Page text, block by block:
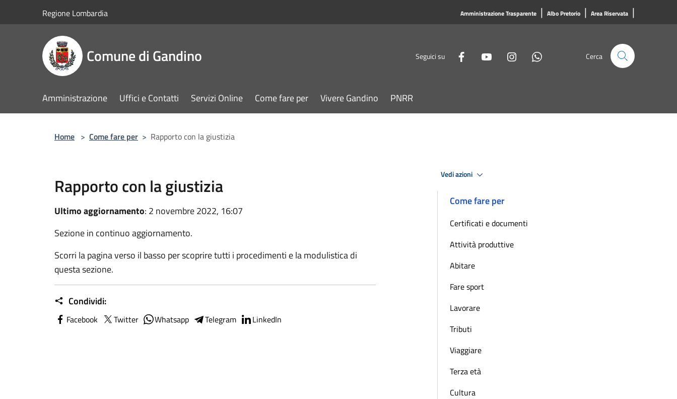
Regione Lombardia Amministrazione Trasparente | Albo Pretorio | Area Riservata |
Comune di Gandino Seguici su Cerca
Amministrazione Uffici e Contatti Servizi Online Come fare per Vivere Gandino PNRR
Home > Come fare per > Rapporto con la giustizia
Rapporto con la giustizia
Ultimo aggiornamento: 2 novembre 2022, 16:07
Sezione in continuo aggiornamento.
Scorri la pagina verso il basso per scoprire tutti i procedimenti e la modulistica di
questa sezione.
Condividi:
Facebook Twitter Whatsapp Telegram LinkedIn
Vedi azioni
Come fare per
Certificati e documenti
Attività produttive
Abitare
Fare sport
Lavorare
Tributi
Viaggiare
Terza età
Cultura